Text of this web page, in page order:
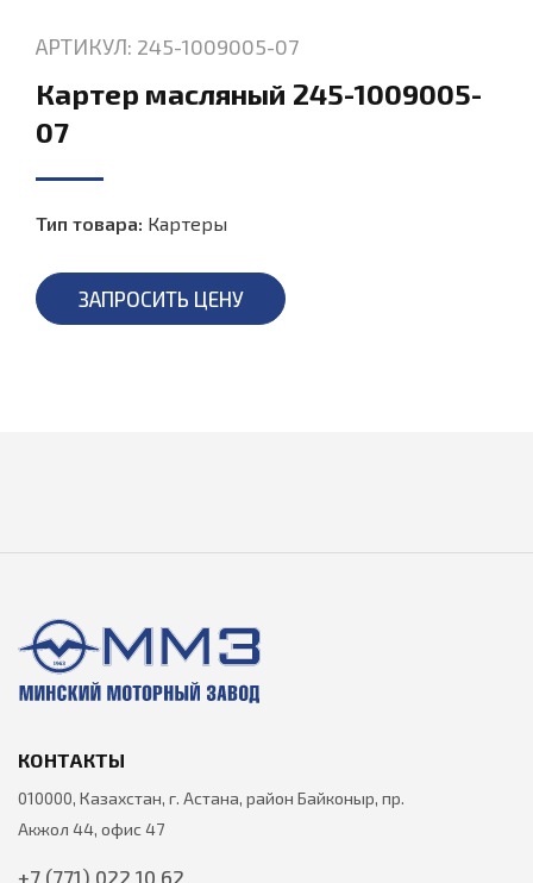
АРТИКУЛ: 245-1009005-07
Картер масляный 245-1009005-
07
Тип товара: Картеры
ЗАПРОСИТЬ ЦЕНУ
КОНТАКТЫ
010000, Казахстан, г. Астана, район Байконыр, пр.
Акжол 44, офис 47
+7 (771) 022 10 62